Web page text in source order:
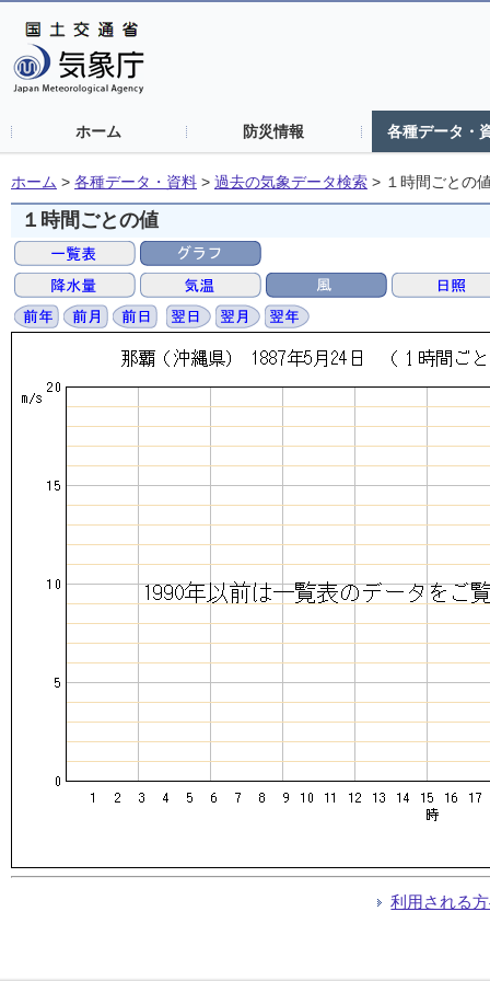
ホーム 防災情報 各種データ・
ホーム > 各種データ・資料 > 過去の気象データ検索 > １時間ごとの
１時間ごとの値
利用される